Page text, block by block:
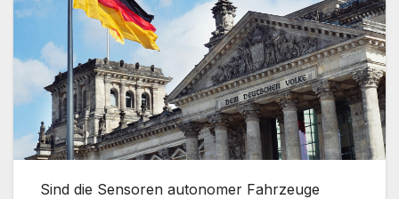
​Sind die Sensoren autonomer Fahrzeuge